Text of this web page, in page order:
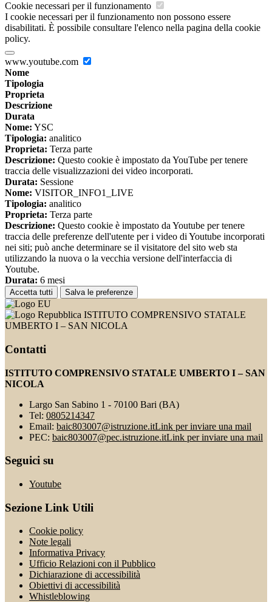
Cookie necessari per il funzionamento
I cookie necessari per il funzionamento non possono essere
disabilitati. È possibile consultare l'elenco nella pagina della cookie
policy.
www.youtube.com
Nome
Tipologia
Proprieta
Descrizione
Durata
Nome: YSC
Tipologia: analitico
Proprieta: Terza parte
Descrizione: Questo cookie è impostato da YouTube per tenere
traccia delle visualizzazioni dei video incorporati.
Durata: Sessione
Nome: VISITOR_INFO1_LIVE
Tipologia: analitico
Proprieta: Terza parte
Descrizione: Questo cookie è impostato da Youtube per tenere
traccia delle preferenze dell'utente per i video di Youtube incorporati
nei siti; può anche determinare se il visitatore del sito web sta
utilizzando la nuova o la vecchia versione dell'interfaccia di
Youtube.
Durata: 6 mesi
Accetta tutti Salva le preferenze
ISTITUTO COMPRENSIVO STATALE
UMBERTO I – SAN NICOLA
Contatti
ISTITUTO COMPRENSIVO STATALE UMBERTO I – SAN
NICOLA
Largo San Sabino 1 - 70100 Bari (BA)
Tel: 0805214347
Email: baic803007@istruzione.itLink per inviare una mail
PEC: baic803007@pec.istruzione.itLink per inviare una mail
Seguici su
Youtube
Sezione Link Utili
Cookie policy
Note legali
Informativa Privacy
Ufficio Relazioni con il Pubblico
Dichiarazione di accessibilità
Obiettivi di accessibilità
Whistleblowing